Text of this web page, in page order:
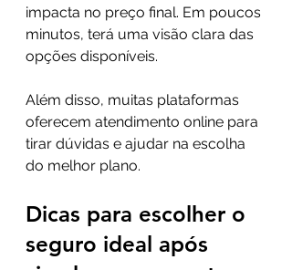
impacta no preço final. Em poucos
minutos, terá uma visão clara das
opções disponíveis.
Além disso, muitas plataformas
oferecem atendimento online para
tirar dúvidas e ajudar na escolha
do melhor plano.
Dicas para escolher o
seguro ideal após